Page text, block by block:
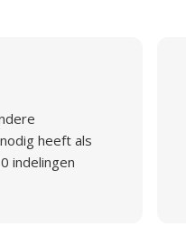
heeft als
indelingen